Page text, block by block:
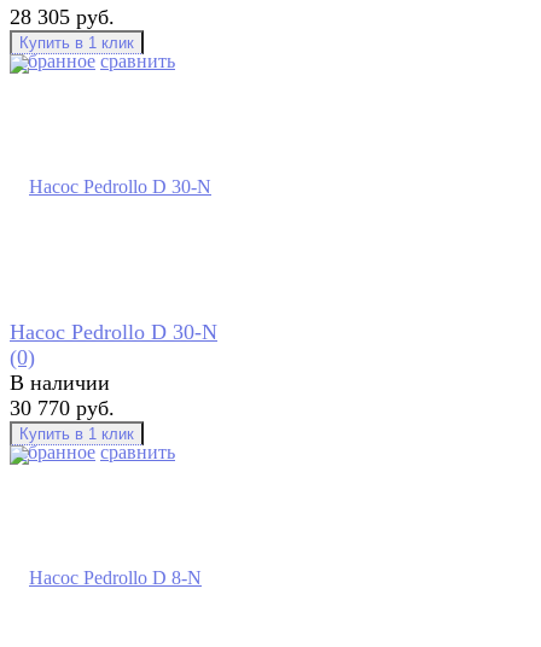
избранное сравнить
28 305 руб.
избранное сравнить
Насос Pedrollo D 30-N
(0)
В наличии
30 770 руб.